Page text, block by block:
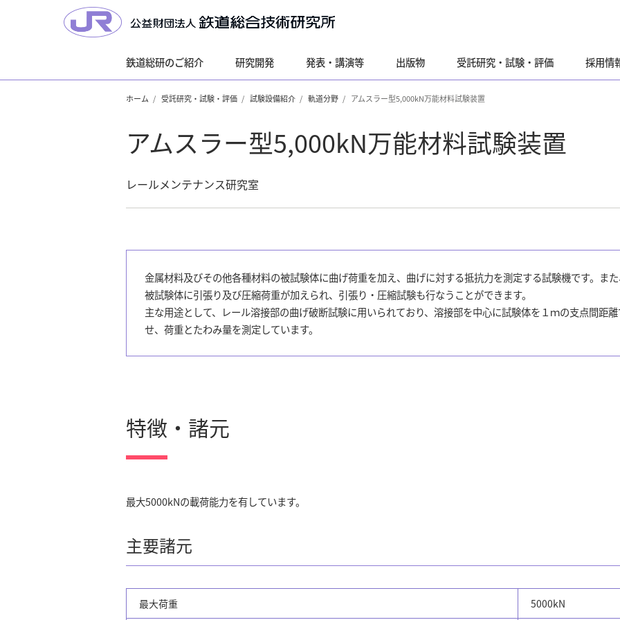
鉄道総研のご紹介 研究開発 発表・講演等 出版物 受託研究・試験・評価 採用情
ホーム 受託研究・試験・評価 試験設備紹介 軌道分野 アムスラー型5,000kN万能材料試験装置
アムスラー型5,000kN万能材料試験装置
レールメンテナンス研究室
金属材料及びその他各種材料の被試験体に曲げ荷重を加え、曲げに対する抵抗力を測定する試験機です。ま
被試験体に引張り及び圧縮荷重が加えられ、引張り・圧縮試験も行なうことができます。
主な用途として、レール溶接部の曲げ破断試験に用いられており、溶接部を中心に試験体を１ｍの支点間距
せ、荷重とたわみ量を測定しています。
特徴・諸元
最大5000kNの載荷能力を有しています。
主要諸元
最大荷重 5000kN